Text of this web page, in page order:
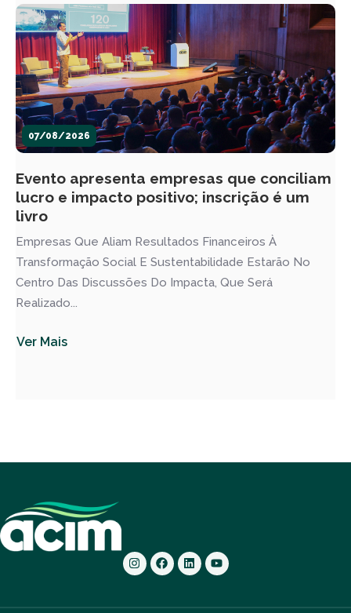
07/08/2026
Evento apresenta empresas que conciliam
lucro e impacto positivo; inscrição é um
livro
Empresas Que Aliam Resultados Financeiros À
Transformação Social E Sustentabilidade Estarão No
Centro Das Discussões Do Impacta, Que Será
Realizado...
Ver Mais